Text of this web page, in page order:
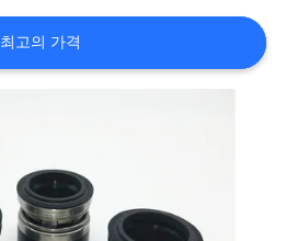
최고의 가격